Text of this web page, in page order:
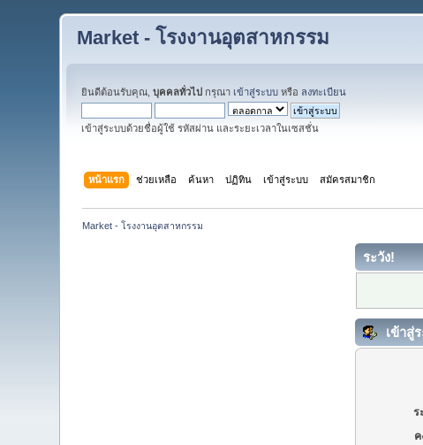
Market - โรงงานอุตสาหกรรม
ยินดีต้อนรับคุณ,บุคคลทั่วไป กรุณา เข้าสู่ระบบ หรือ ลงทะเบียน
เข้าสู่ระบบด้วยชื่อผู้ใช้ รหัสผ่าน และระยะเวลาในเซสชั่น
หน้าแรก ช่วยเหลือ ค้นหา ปฏิทิน เข้าสู่ระบบ สมัครสมาชิก
Market - โรงงานอุตสาหกรรม
ระวัง!
เข้าสู่
ร